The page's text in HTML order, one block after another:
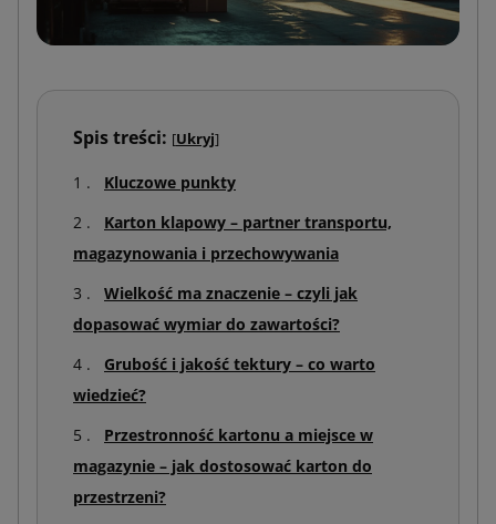
Spis treści: [Ukryj]
Kluczowe punkty
Karton klapowy – partner transportu,
magazynowania i przechowywania
Wielkość ma znaczenie – czyli jak
dopasować wymiar do zawartości?
Grubość i jakość tektury – co warto
wiedzieć?
Przestronność kartonu a miejsce w
magazynie – jak dostosować karton do
przestrzeni?